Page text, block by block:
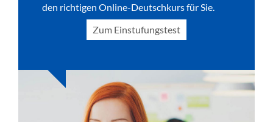
den richtigen Online-Deutschkurs für Sie.
Zum Einstufungstest